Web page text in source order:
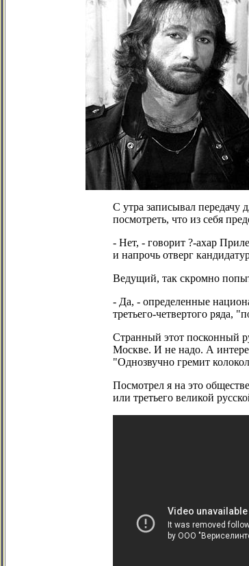
С утра записывал передачу
посмотреть, что из себя
- Нет, - говорит ?-ахар
и напрочь отверг
Ведущий, так скромно
- Да, - определенные
третьего-четвертого ряда,
Странный этот посконный
Москве. И не надо. А
"Однозвучно гремит
Посмотрел я на это
или третьего великой